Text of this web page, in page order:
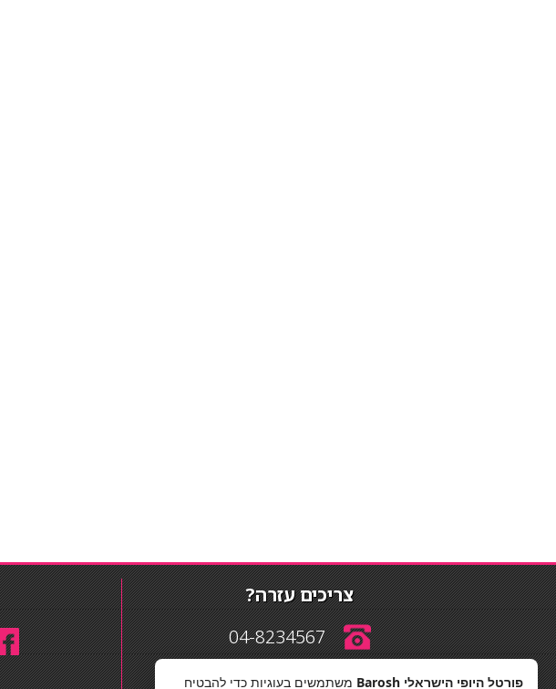
צריכים עזרה?
04-8234567
פורטל היופי הישראלי Barosh
משתמשים בעוגיות כדי להבטיח